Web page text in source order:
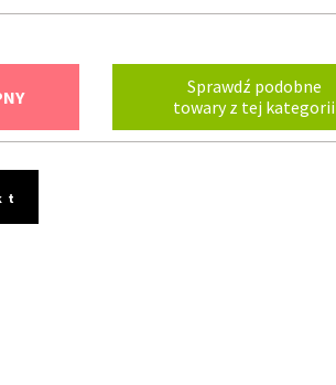
Sprawdź podobne
towary z tej kategorii